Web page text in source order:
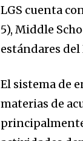
LGS cuenta
5), Middle
estándares del
El sistema de
materias de